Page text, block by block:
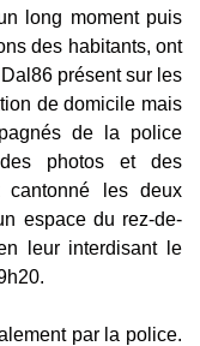
long moment puis
des habitants, ont
présent sur les
de domicile mais
de la police
photos et des
les deux
espace du rez-de-
leur interdisant le
par la police.